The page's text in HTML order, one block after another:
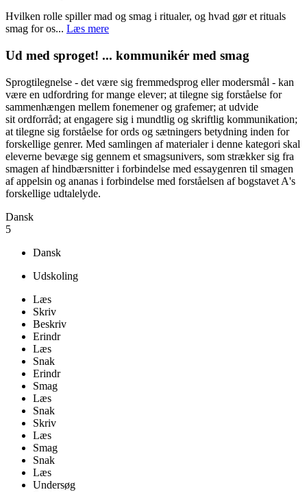
Hvilken rolle spiller mad og smag i ritualer, og hvad gør et rituals
smag for os... Læs mere
Ud med sproget! ... kommunikér med smag
Sprogtilegnelse - det være sig fremmedsprog eller modersmål - kan
være en udfordring for mange elever; at tilegne sig forståelse for
sammenhængen mellem fonemener og grafemer; at udvide
sit ordforråd; at engagere sig i mundtlig og skriftlig kommunikation;
at tilegne sig forståelse for ords og sætningers betydning inden for
forskellige genrer. Med samlingen af materialer i denne kategori skal
eleverne bevæge sig gennem et smagsunivers, som strækker sig fra
smagen af hindbærsnitter i forbindelse med essaygenren til smagen
af appelsin og ananas i forbindelse med forståelsen af bogstavet A's
forskellige udtalelyde.
Dansk
5
Dansk
Udskoling
Læs
Skriv
Beskriv
Erindr
Læs
Snak
Erindr
Smag
Læs
Snak
Skriv
Læs
Smag
Snak
Læs
Undersøg